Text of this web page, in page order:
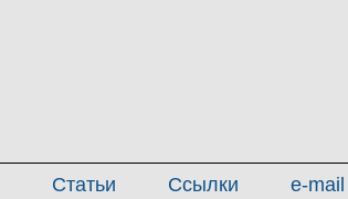
Статьи Ссылки e-mail